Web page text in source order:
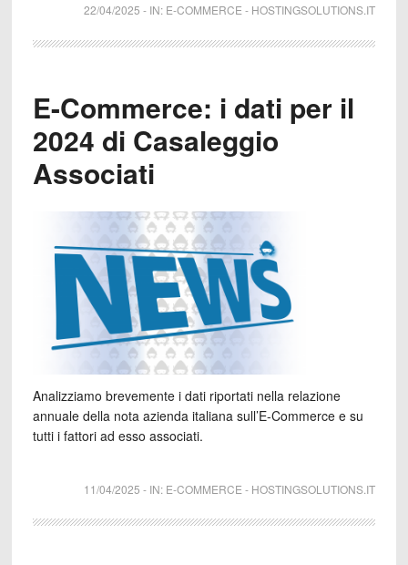
22/04/2025 - IN: E-COMMERCE - HOSTINGSOLUTIONS.IT
E-Commerce: i dati per il
2024 di Casaleggio
Associati
Analizziamo brevemente i dati riportati nella relazione
annuale della nota azienda italiana sull’E-Commerce e su
tutti i fattori ad esso associati.
11/04/2025 - IN: E-COMMERCE- HOSTINGSOLUTIONS.IT